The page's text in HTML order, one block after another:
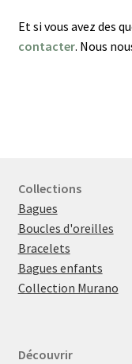
Et si vous avez des
contacter. Nous
Collections
Bagues
Boucles d'oreilles
Bracelets
Bagues enfants
Collection Murano
Découvrir